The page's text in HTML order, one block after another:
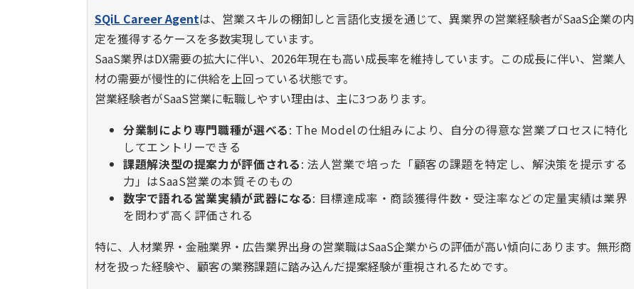
SQiL Career Agentは、営業スキルの棚卸しと言語化支援を通じて、異業界の営業経験者がSaaS企業の内
定を獲得するケースを多数実現しています。
SaaS業界はDX需要の拡大に伴い、2026年現在も高い成長率を維持しています。この成長に伴い、営業人
材の需要が慢性的に供給を上回っている状態です。
営業経験者がSaaS営業に転職しやすい理由は、主に3つあります。
分業制により専門職種が選べる: The Modelの仕組みにより、自分の得意な営業プロセスに特化
してエントリーできる
課題解決型の提案力が評価される: 法人営業で培った「顧客の課題を特定し、解決策を提示する
力」はSaaS営業の本質そのもの
数字で語れる営業実績が武器になる: 目標達成率・商談獲得件数・受注率などの定量実績は業界
を問わず高く評価される
特に、人材業界・金融業界・広告業界出身の営業職はSaaS企業からの評価が高い傾向にあります。無形商
材を扱った経験や、顧客の業務課題に踏み込んだ提案経験が重視されるためです。